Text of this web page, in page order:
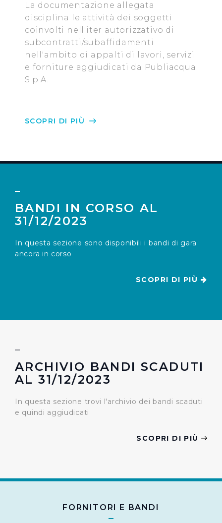
La documentazione allegata
disciplina le attività dei soggetti
coinvolti nell'iter autorizzativo di
subcontratti/subaffidamenti
nell'ambito di appalti di lavori, servizi
e forniture aggiudicati da Publiacqua
S.p.A.
SCOPRI DI PIÙ
BANDI IN CORSO AL
31/12/2023
In questa sezione sono disponibili i bandi di gara
ancora in corso
SCOPRI DI PIÙ
ARCHIVIO BANDI SCADUTI
AL 31/12/2023
In questa sezione trovi l'archivio dei bandi scaduti
e quindi aggiudicati
SCOPRI DI PIÙ
FORNITORI E BANDI